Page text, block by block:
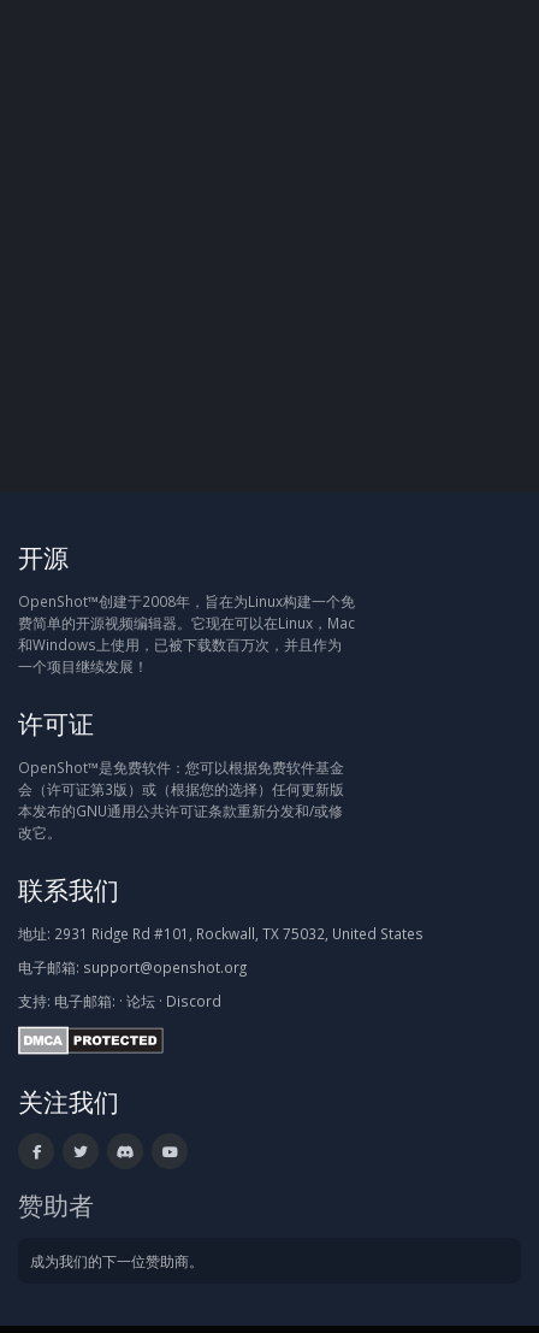
开源
OpenShot™创建于2008年，旨在为Linux构建一个免
费简单的开源视频编辑器。它现在可以在Linux，Mac
和Windows上使用，已被下载数百万次，并且作为
一个项目继续发展！
许可证
OpenShot™是免费软件：您可以根据免费软件基金
会（许可证第3版）或（根据您的选择）任何更新版
本发布的GNU通用公共许可证条款重新分发和/或修
改它。
联系我们
地址: 2931 Ridge Rd #101, Rockwall, TX 75032, United States
电子邮箱: support@openshot.org
支持: 电子邮箱: · 论坛 · Discord
关注我们
赞助者
成为我们的下一位赞助商。